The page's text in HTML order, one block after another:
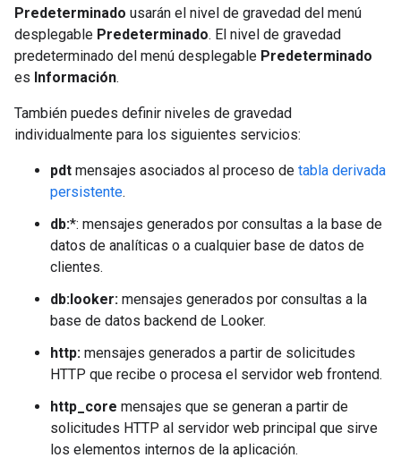
Predeterminado usarán el nivel de gravedad del menú
desplegable Predeterminado. El nivel de gravedad
predeterminado del menú desplegable Predeterminado
es Información.
También puedes definir niveles de gravedad
individualmente para los siguientes servicios:
pdt mensajes asociados al proceso de tabla derivada
persistente.
db:*: mensajes generados por consultas a la base de
datos de analíticas o a cualquier base de datos de
clientes.
db:looker: mensajes generados por consultas a la
base de datos backend de Looker.
http: mensajes generados a partir de solicitudes
HTTP que recibe o procesa el servidor web frontend.
http_core mensajes que se generan a partir de
solicitudes HTTP al servidor web principal que sirve
los elementos internos de la aplicación.